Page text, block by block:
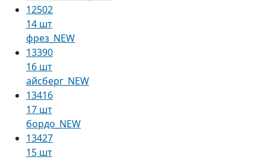
12502
14 шт
фрез_NEW
13390
16 шт
айсберг_NEW
13416
17 шт
бордо_NEW
13427
15 шт